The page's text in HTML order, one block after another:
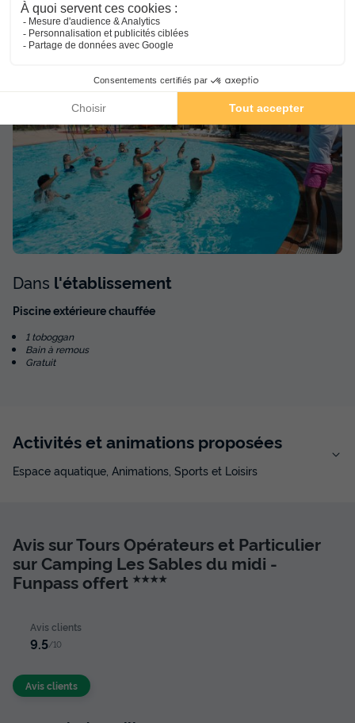
Espaceaquatique
(les montants indiqués sont susceptibles d'évoluer au cours de la saison et
sont à titre indicatif, ils seront à régler sur place)
Dans l'établissement
Piscine extérieure chauffée
1 toboggan
Bain à remous
Gratuit
Activités et animations proposées
Espace aquatique, Animations, Sports et Loisirs
Avis sur Tours Opérateurs et Particulier
sur Camping Les Sables du midi -
Funpass offert ★★★★
Avis clients
9.5/10
Avis clients